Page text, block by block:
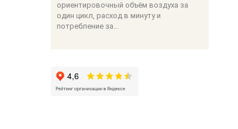
ориентировочный объём воздуха за
один цикл, расход в минуту и
потребление за...